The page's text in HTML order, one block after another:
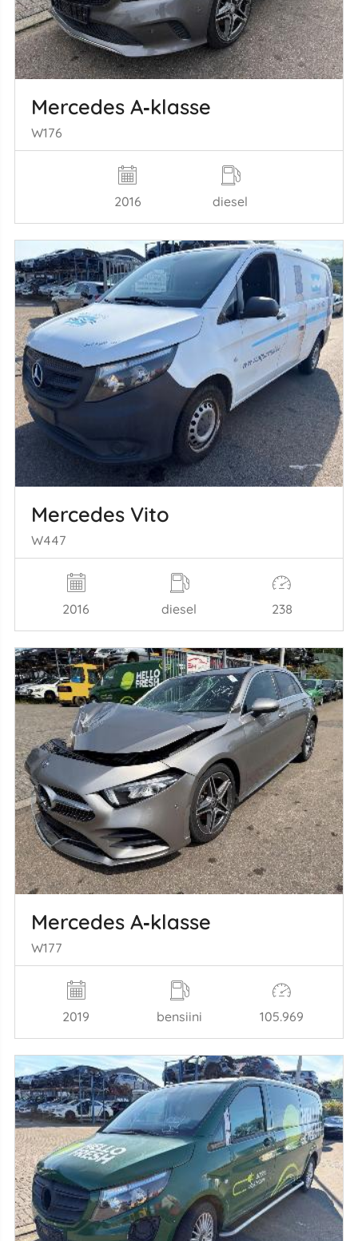
Mercedes A‑klasse
W176
2016 diesel
Mercedes Vito
W447
2016 diesel 238
Mercedes A‑klasse
W177
2019 bensiini 105.969